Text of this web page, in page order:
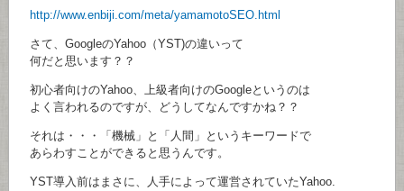
http://www.enbiji.com/meta/yamamotoSEO.html
さて、GoogleのYahoo（YST)の違いって
何だと思います？？
初心者向けのYahoo、上級者向けのGoogleというのは
よく言われるのですが、どうしてなんですかね？？
それは・・・「機械」と「人間」というキーワードで
あらわすことができると思うんです。
YST導入前はまさに、人手によって運営されていたYahoo.